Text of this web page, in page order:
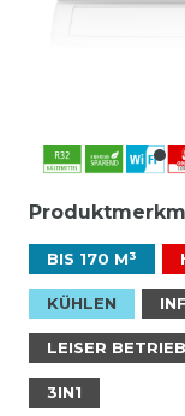
BIS 170 M³
KÜHLEN
LEISER BETRIEB
3IN1